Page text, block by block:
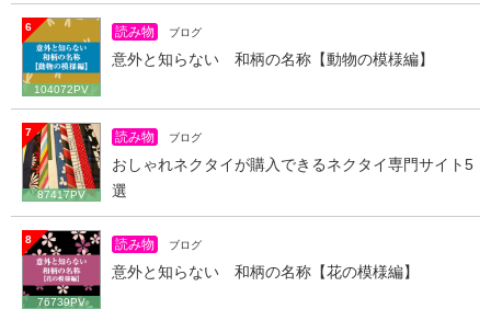
6
104072PV
読み物 ブログ
意外と知らない 和柄の名称【動物の模様編】
7
87417PV
読み物 ブログ
おしゃれネクタイが購入できるネクタイ専門サイト5
選
8
76739PV
読み物 ブログ
意外と知らない 和柄の名称【花の模様編】